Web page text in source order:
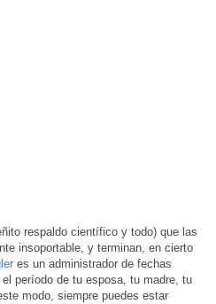
respaldo científico y todo) que las
insoportable, y terminan, en cierto
es un administrador de fechas
período de tu esposa, tu madre, tu
modo, siempre puedes estar